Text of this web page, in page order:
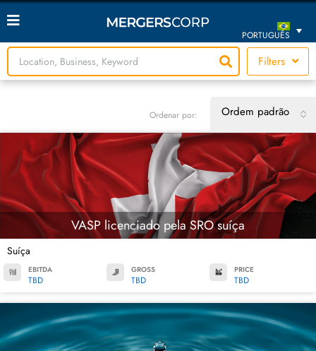
PORTUGUÊS
Filters
Ordenar por: Ordem padrão
VASP licenciado pela SRO suíça
Suíça
EBITDA
TBD
GROSS
TBD
PRICE
TBD